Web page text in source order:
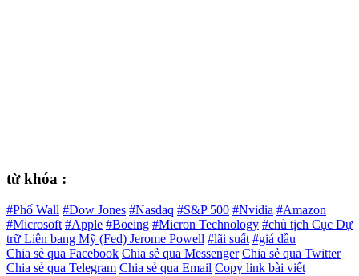
từ khóa :
#Phố Wall #Dow Jones #Nasdaq #S&P 500 #Nvidia #Amazon
#Microsoft #Apple #Boeing #Micron Technology #chủ tịch Cục Dự
trữ Liên bang Mỹ (Fed) Jerome Powell #lãi suất #giá dầu
Chia sẻ qua Facebook Chia sẻ qua Messenger Chia sẻ qua Twitter
Chia sẻ qua Telegram Chia sẻ qua Email Copy link bài viết